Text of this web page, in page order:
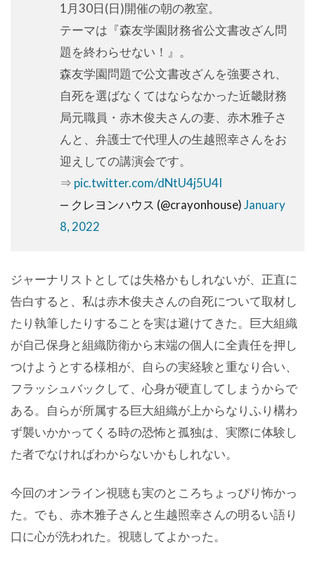
1月30日(日)開催の朝の教室。
テーマは『森友学園財務省公文書改ざん問
題を終わらせない！』。
森友学園問題で公文書改ざんを強要され、
自死を選ばなくてはならなかった近畿財務
局元職員・赤木俊夫さんの妻、赤木雅子さ
んと、弁護士で代理人の生越照幸さんをお
迎えしての講演会です。
⇒ pic.twitter.com/dNtU4j5U4I
— クレヨンハウス (@crayonhouse)January
8, 2022
ジャーナリストとしては失格かもしれないが、正直に
告白すると、私は赤木俊夫さんの自死について取材し
たり執筆したりすることを実は避けてきた。巨大組織
が自己保身と組織防衛から末端の個人に全責任を押し
つけようとする様相が、自らの実経験と重なり合い、
フラッシュバックして、心身が硬直してしまうからで
ある。自らが所属する巨大組織が上からなりふり構わ
ず襲いかかってくる時の恐怖と孤独は、実際に体験し
た者でなければわからないかもしれない。
今回のオンライン視聴も実のところちょっぴり怖かっ
た。でも、赤木雅子さんと生越照幸さんの明るい語り
口に心が洗われた。視聴してよかった。